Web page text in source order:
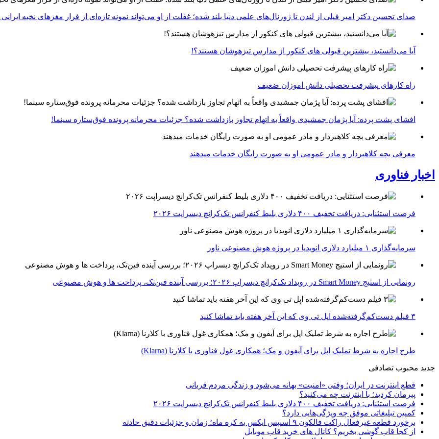
صدای تحسین دکتر امیر فیلی از لندن تا ژورنال‌های علمی دنیا بلند شده؛ غفلت از او می‌تواند نمونه تازه‌ای از فرار مغزهای نخبه ایرانی
آیا می‌دانستید، بیشترین قبولی های کنکور از مدارس تیزهوشان هستند؟!
راه کارهای پیشرفت تحصیلی دانش اموزان ضعیف
افشای پشت پرده: آیا پژمان جمشیدی واقعاً به اتهام تجاوز بازداشت شده؟ جزئیات محرمانه پرونده فوق‌ستاره سینما!
معرفی بچه کلاهبردار و مادر عمومی او به صورت رایگان خدمات میدهند
اخبار فناوری
فرصت استثنایی: دریافت تخفیف ۴۰۰ دلاری بلیط کنفرانس تک‌کرانچ دیسراپت ۲۰۲۶
سرمایه‌گذاری ۱ میلیارد دلاری انویدیا در پروژه هوش مصنوعی ناور
رونمایی از استیج Smart Money در رویداد تک‌کرانچ دیسراپ ۲۰۲۶؛ بررسی آینده فین‌تک، پرداخت‌ ها و هوش مصنوعی
۳ فیلم دست‌کم‌گرفته‌شده اپل تی وی که این آخر هفته باید تماشا کنید
طرح اجاره به شرط تملیک اپل برای آیفون و مک؛ همکاری غول فناوری با کلارنا (Klarna)
جدید محبوب تصادفی
قطع اینترنت در ایران؛ وقتی «امنیت» بهانه می‌شود و زندگی مردم قربانی
پیرمان کردید؛ با اینترنت چه می‌کنید؟
فرصت استثنایی: دریافت تخفیف ۴۰۰ دلاری بلیط کنفرانس تک‌کرانچ دیسراپت ۲۰۲۶
کمپین تبلیغاتی موفق چه ویژگی‌هایی دارد؟
برخورد قطعه غیرفعال راکت فالکون ۹ اسپیس ایکس به کره ماه؛ زمان و جزئیات دقیق حادثه
از کجا قاب گوشی بخریم؟ کانال های خرید قاب موبایل